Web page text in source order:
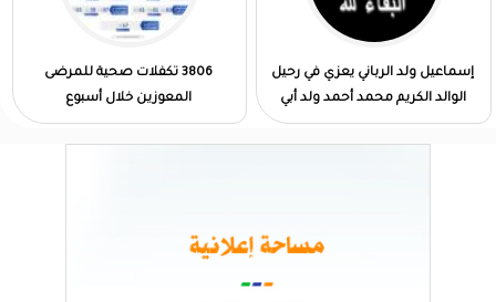
إسماعيل ولد الرباني يعزي في رحيل
الوالد الكريم محمد أحمد ولد أبي
3806 تكفلات صحية للمرضى
المعوزين خلال أسبوع